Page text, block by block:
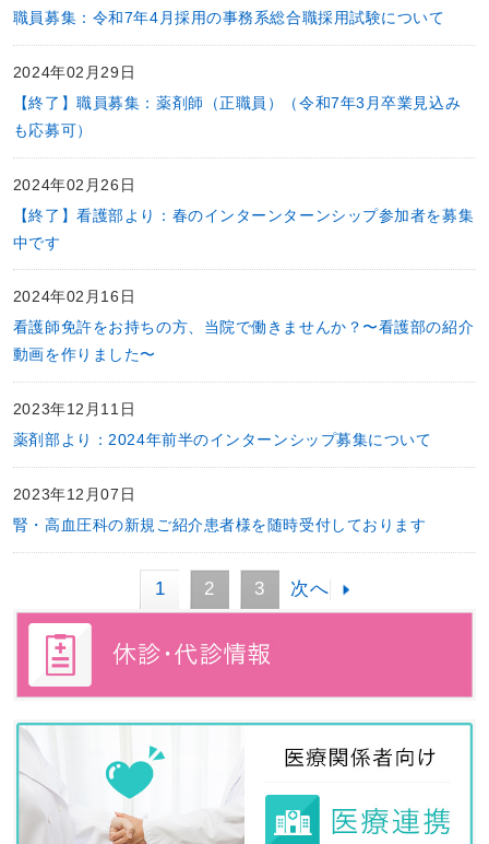
職員募集：令和7年4月採用の事務系総合職採用試験について
2024年02月29日
【終了】職員募集：薬剤師（正職員）（令和7年3月卒業見込み
も応募可）
2024年02月26日
【終了】看護部より：春のインターンターンシップ参加者を募集
中です
2024年02月16日
看護師免許をお持ちの方、当院で働きませんか？〜看護部の紹介
動画を作りました〜
2023年12月11日
薬剤部より：2024年前半のインターンシップ募集について
2023年12月07日
腎・高血圧科の新規ご紹介患者様を随時受付しております
1 2 3 次へ